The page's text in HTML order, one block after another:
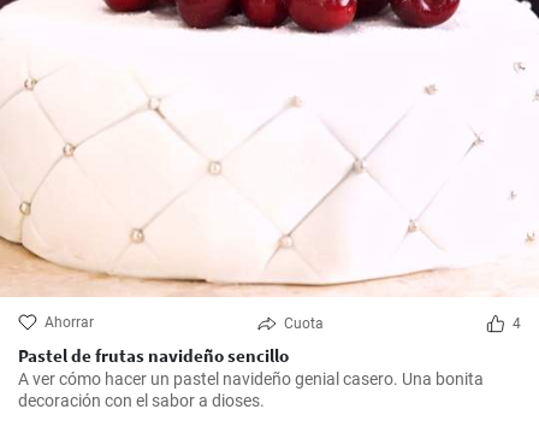
Ahorrar Cuota 4
Pastel de frutas navideño sencillo
A ver cómo hacer un pastel navideño genial casero. Una bonita
decoración con el sabor a dioses.